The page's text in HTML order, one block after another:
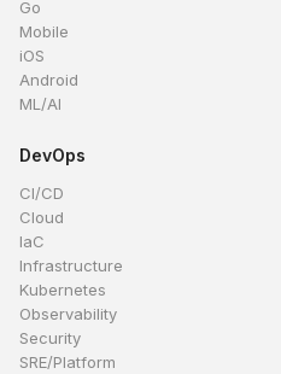
Go
Mobile
iOS
Android
ML/AI
DevOps
CI/CD
Cloud
IaC
Infrastructure
Kubernetes
Observability
Security
SRE/Platform